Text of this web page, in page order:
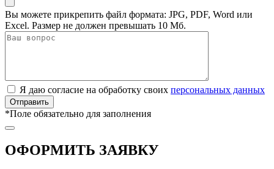
Вы можете прикрепить файл формата: JPG, PDF, Word или
Excel. Размер не должен превышать 10 Мб.
Я даю согласие на обработку своих персональных данных
*Поле обязательно для заполнения
ОФОРМИТЬ ЗАЯВКУ